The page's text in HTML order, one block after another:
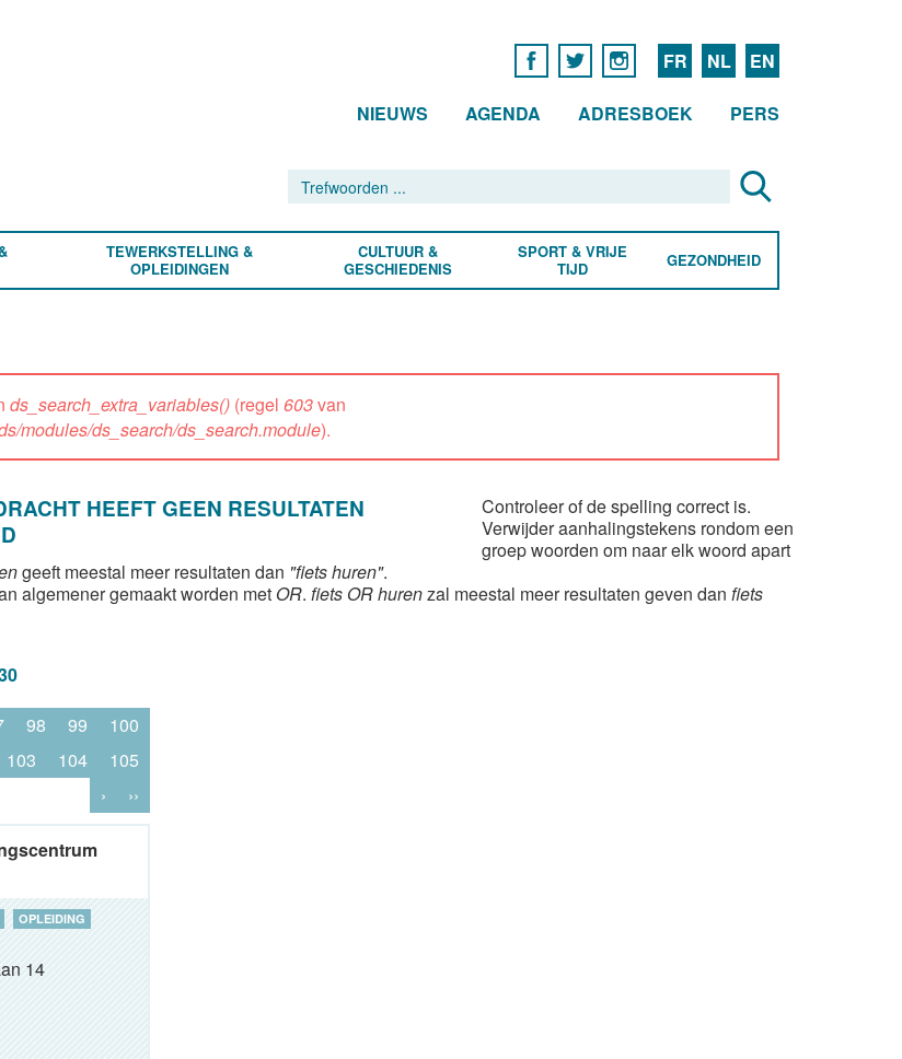
FR NL EN
NIEUWS AGENDA ADRESBOEK PERS
TEWERKSTELLING &
OPLEIDINGEN
CULTUUR &
GESCHIEDENIS
SPORT & VRIJE
TIJD
GEZONDHEID
ds_search_extra_variables() (regel 603van
modules/ds_search/ds_search.module).
HEEFT GEEN RESULTATEN
Controleer of de spelling correct is.
Verwijder aanhalingstekens rondom een
groep woorden om naar elk woord apart
geeft meestal meer resultaten dan "fiets huren".
algemener gemaakt worden met OR. fiets OR hurenzal meestal meer resultaten geven dan fiets
98 99
100
103 104
105
›
››
OPLEIDING
14